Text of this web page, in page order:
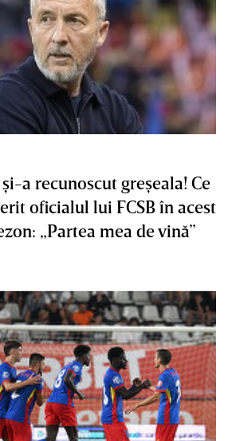
a recunoscut greşeala! Ce
oficialul lui FCSB în acest
„Partea mea de vină”